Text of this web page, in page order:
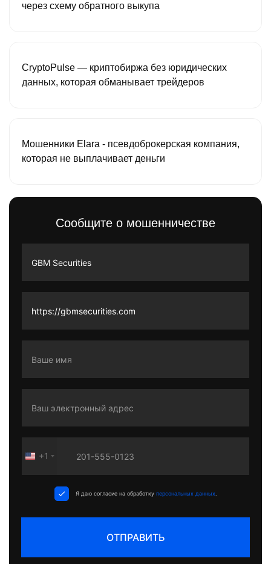
через схему обратного выкупа
CryptoPulse — криптобиржа без юридических
данных, которая обманывает трейдеров
Мошенники Elara - псевдоброкерская компания,
которая не выплачивает деньги
Сообщите о мошенничестве
United
+1
Я даю согласие на обработку персональных данных
ОТПРАВИТЬ